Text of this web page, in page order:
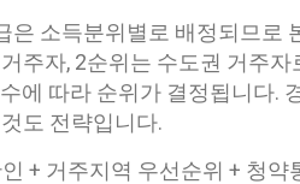
은 소득분위별로 배정되므로
주자, 2순위는 수도권 거주
에 따라 순위가 결정됩니다.
도 전략입니다.
+ 거주지역 우선순위 + 청약